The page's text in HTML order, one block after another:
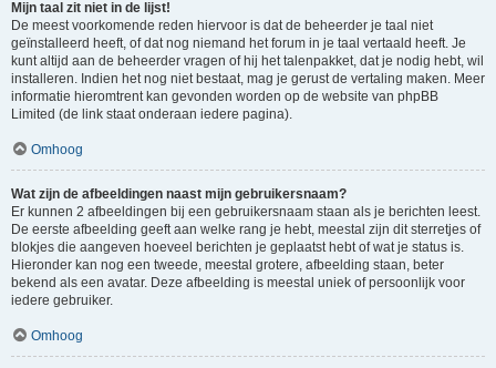
Mijn taal zit niet in de lijst!
De meest voorkomende reden hiervoor is dat de beheerder je taal niet
geïnstalleerd heeft, of dat nog niemand het forum in je taal vertaald heeft. Je
kunt altijd aan de beheerder vragen of hij het talenpakket, dat je nodig hebt, wil
installeren. Indien het nog niet bestaat, mag je gerust de vertaling maken. Meer
informatie hieromtrent kan gevonden worden op de website van phpBB
Limited (de link staat onderaan iedere pagina).
Omhoog
Wat zijn de afbeeldingen naast mijn gebruikersnaam?
Er kunnen 2 afbeeldingen bij een gebruikersnaam staan als je berichten leest.
De eerste afbeelding geeft aan welke rang je hebt, meestal zijn dit sterretjes of
blokjes die aangeven hoeveel berichten je geplaatst hebt of wat je status is.
Hieronder kan nog een tweede, meestal grotere, afbeelding staan, beter
bekend als een avatar. Deze afbeelding is meestal uniek of persoonlijk voor
iedere gebruiker.
Omhoog